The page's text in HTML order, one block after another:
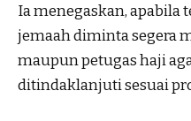
Ia menegaskan, apabila
jemaah diminta segera
maupun petugas haji
ditindaklanjuti sesuai